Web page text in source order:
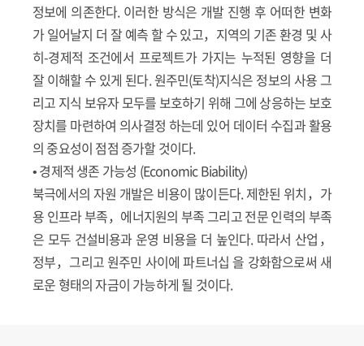
정보에 의존한다. 이러한 방식은 개발 진행 후 어떠한 변화
가 일어날지 더 잘 예측 할 수 있고，지역의 기존 환경 및 사
히-경제적 조건에서 프로젝트가 가지는 누적된 영향을 더
잘 이해할 수 있게 된다. 원주민(토착)지식은 정보의 사용 그
리고 지식 보유자 모두를 보호하기 위해 그에 상응하는 보호
장치를 마련하여 의사결정 하는데 있어 데이터 수집과 활용
의 중요성이 점점 증가할 것이다.
• 경제적 생존 가능성 (Economic Biability)
북극에서의 자원 개발은 비용이 많이든다. 제한된 위치，가
용 인프라 부족，에너지원의 부족 그리고 전문 인력의 부족
은 모두 건설비용과 운영 비용을 더 높인다. 따라서 산업，
정부，그리고 원주민 사이에 파트너십 을 강화함으로써 새
로운 형태의 자금이 가능하게 될 것이다.